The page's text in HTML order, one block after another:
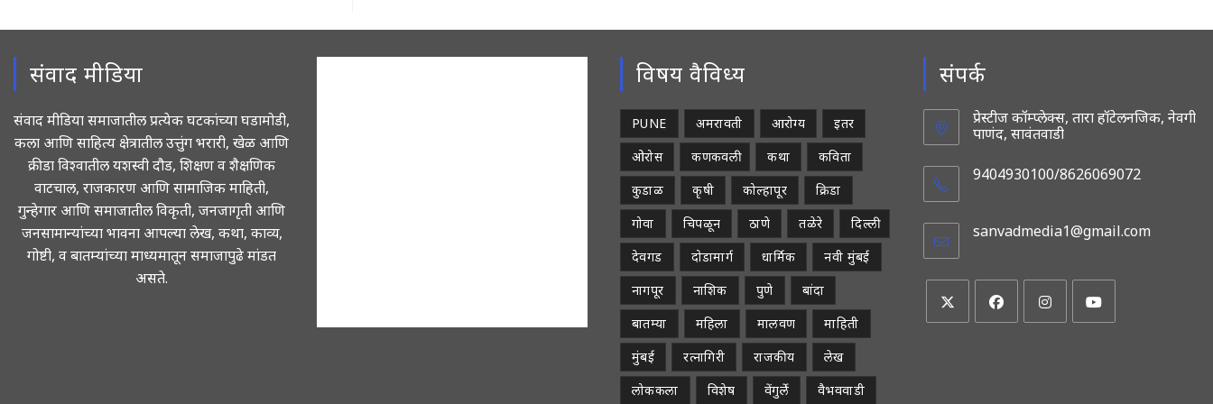
संवाद मीडिया
संवाद मीडिया समाजातील प्रत्येक घटकांच्या घडामोडी,
कला आणि साहित्य क्षेत्रातील उत्तुंग भरारी, खेळ आणि
क्रीडा विश्वातील यशस्वी दौड, शिक्षण व शैक्षणिक
वाटचाल, राजकारण आणि सामाजिक माहिती,
गुन्हेगार आणि समाजातील विकृती, जनजागृती आणि
जनसामान्यांच्या भावना आपल्या लेख, कथा, काव्य,
गोष्टी, व बातम्यांच्या माध्यमातून समाजापुढे मांडत
असते.
विषय वैविध्य
PUNE अमरावती आरोग्य
इतर
ओरोस
कणकवली कथा
कविता
कुडाळ
कृषी कोल्हापूर
क्रिडा
गोवा
चिपळून ठाणे तळेरे
दिल्ली
देवगड
दोडामार्ग धार्मिक
नवी मुंबई
नागपूर
नाशिक पुणे
बांदा
बातम्या
महिला मालवण
माहिती
मुंबई
रत्नागिरी राजकीय
लेख
लोककला
विशेष वेंगुर्ले वैभववाडी
संपर्क
प्रेस्टीज कॉम्प्लेक्स, तारा हॉटेलनजिक, नेवगी
पाणंद, सावंतवाडी
9404930100/8626069072
sanvadmedia1@gmail.com